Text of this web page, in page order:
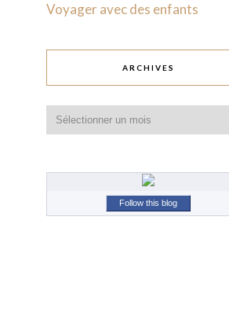
Voyager avec des enfants
ARCHIVES
Follow this blog